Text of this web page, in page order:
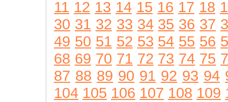
11 12 13 14 15 16 17 18
30 31 32 33 34 35 36 37
49 50 51 52 53 54 55 56
68 69 70 71 72 73 74 75
87 88 89 90 91 92 93 94
104 105 106 107 108 109